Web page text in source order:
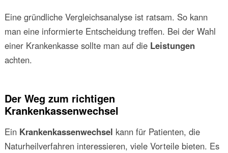
Eine gründliche Vergleichsanalyse ist ratsam. So kann
man eine informierte Entscheidung treffen. Bei der Wahl
einer Krankenkasse sollte man auf die Leistungen
achten.
Der Weg zum richtigen
Krankenkassenwechsel
Ein Krankenkassenwechsel kann für Patienten, die
Naturheilverfahren interessieren, viele Vorteile bieten. Es